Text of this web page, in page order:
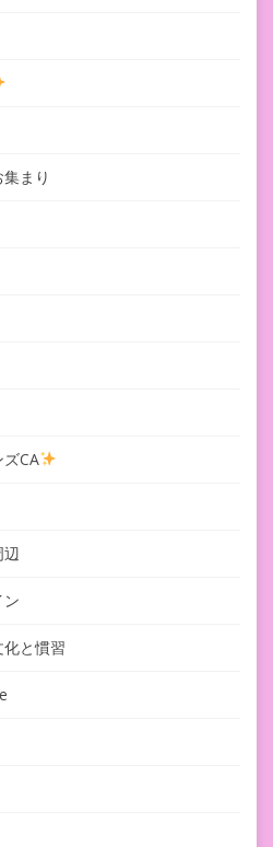
まり
CA
辺
ン
と慣習